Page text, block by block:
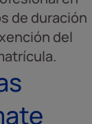
de duración
del